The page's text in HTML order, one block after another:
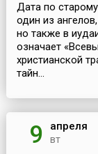
Дата по
один из
но также в
означает
христианской
тайн...
9 апреля
вт